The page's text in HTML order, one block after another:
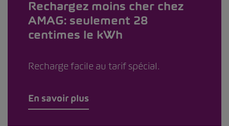
Rechargez moins cher chez
AMAG: seulement 28
centimes le kWh
Recharge facile au tarif spécial.
En savoir plus